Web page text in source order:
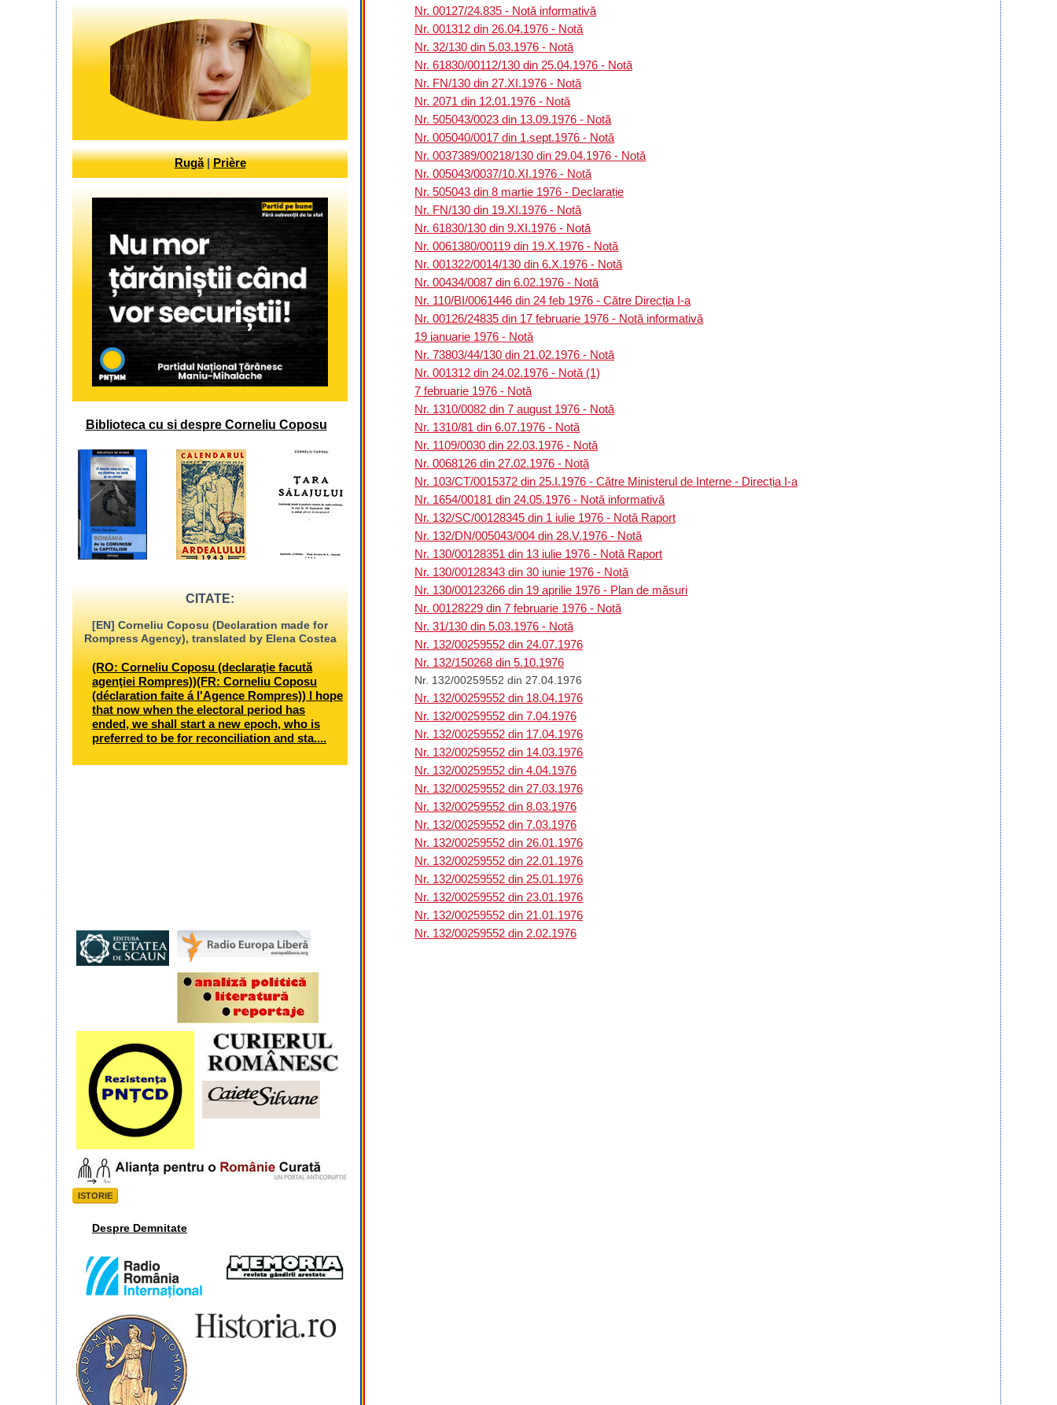
Nr. 00127/24.835 - Notă informativă
Nr. 001312 din 26.04.1976 - Notă
Nr. 32/130 din 5.03.1976 - Notă
Nr. 61830/00112/130 din 25.04.1976 - Notă
Nr. FN/130 din 27.XI.1976 - Notă
Nr. 2071 din 12.01.1976 - Notă
Nr. 505043/0023 din 13.09.1976 - Notă
Nr. 005040/0017 din 1.sept.1976 - Notă
Nr. 0037389/00218/130 din 29.04.1976 - Notă
Nr. 005043/0037/10.XI.1976 - Notă
Nr. 505043 din 8 martie 1976 - Declarație
Nr. FN/130 din 19.XI.1976 - Notă
Nr. 61830/130 din 9.XI.1976 - Notă
Nr. 0061380/00119 din 19.X.1976 - Notă
Nr. 001322/0014/130 din 6.X.1976 - Notă
Nr. 00434/0087 din 6.02.1976 - Notă
Nr. 110/BI/0061446 din 24 feb 1976 - Către Direcția I-a
Nr. 00126/24835 din 17 februarie 1976 - Notă informativă
19 ianuarie 1976 - Notă
Nr. 73803/44/130 din 21.02.1976 - Notă
Nr. 001312 din 24.02.1976 - Notă (1)
7 februarie 1976 - Notă
Nr. 1310/0082 din 7 august 1976 - Notă
Nr. 1310/81 din 6.07.1976 - Notă
Nr. 1109/0030 din 22.03.1976 - Notă
Nr. 0068126 din 27.02.1976 - Notă
Nr. 103/CT/0015372 din 25.I.1976 - Către Ministerul de Interne - Direcția I-a
Nr. 1654/00181 din 24.05.1976 - Notă informativă
Nr. 132/SC/00128345 din 1 iulie 1976 - Notă Raport
Nr. 132/DN/005043/004 din 28.V.1976 - Notă
Nr. 130/00128351 din 13 iulie 1976 - Notă Raport
Nr. 130/00128343 din 30 iunie 1976 - Notă
Nr. 130/00123266 din 19 aprilie 1976 - Plan de măsuri
Nr. 00128229 din 7 februarie 1976 - Notă
Nr. 31/130 din 5.03.1976 - Notă
Nr. 132/00259552 din 24.07.1976
Nr. 132/150268 din 5.10.1976
Nr. 132/00259552 din 27.04.1976
Nr. 132/00259552 din 18.04.1976
Nr. 132/00259552 din 7.04.1976
Nr. 132/00259552 din 17.04.1976
Nr. 132/00259552 din 14.03.1976
Nr. 132/00259552 din 4.04.1976
Nr. 132/00259552 din 27.03.1976
Nr. 132/00259552 din 8.03.1976
Nr. 132/00259552 din 7.03.1976
Nr. 132/00259552 din 26.01.1976
Nr. 132/00259552 din 22.01.1976
Nr. 132/00259552 din 25.01.1976
Nr. 132/00259552 din 23.01.1976
Nr. 132/00259552 din 21.01.1976
Nr. 132/00259552 din 2.02.1976
Rugă|Prière
Biblioteca cu si despre Corneliu Coposu
CITATE:
[EN] Corneliu Coposu (Declaration made for
Rompress Agency), translated by Elena Costea
(RO: Corneliu Coposu (declaraţie facută
agenţiei Rompres))(FR: Corneliu Coposu
(déclaration faite á l'Agence Rompres)) I hope
that now when the electoral period has
ended, we shall start a new epoch, who is
preferred to be for reconciliation and sta....
ISTORIE
Despre Demnitate